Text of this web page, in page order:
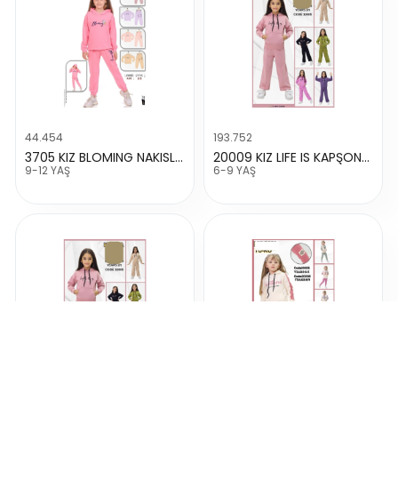
44.454
3705 KIZ BLOMING NAKISLI TAKIM
9-12 YAŞ
193.752
20009 KIZ LIFE IS KAPŞONLU TAKIM
6-9 YAŞ